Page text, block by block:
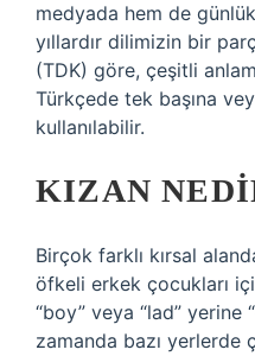
medyada hem de
yıllardır dilimizin bir
(TDK) göre, çeşitli
Türkçede tek başına
kullanılabilir.
KIZAN
Birçok farklı kırsal
öfkeli erkek çocukları
“boy” veya “lad” yerine
zamanda bazı yerlerde